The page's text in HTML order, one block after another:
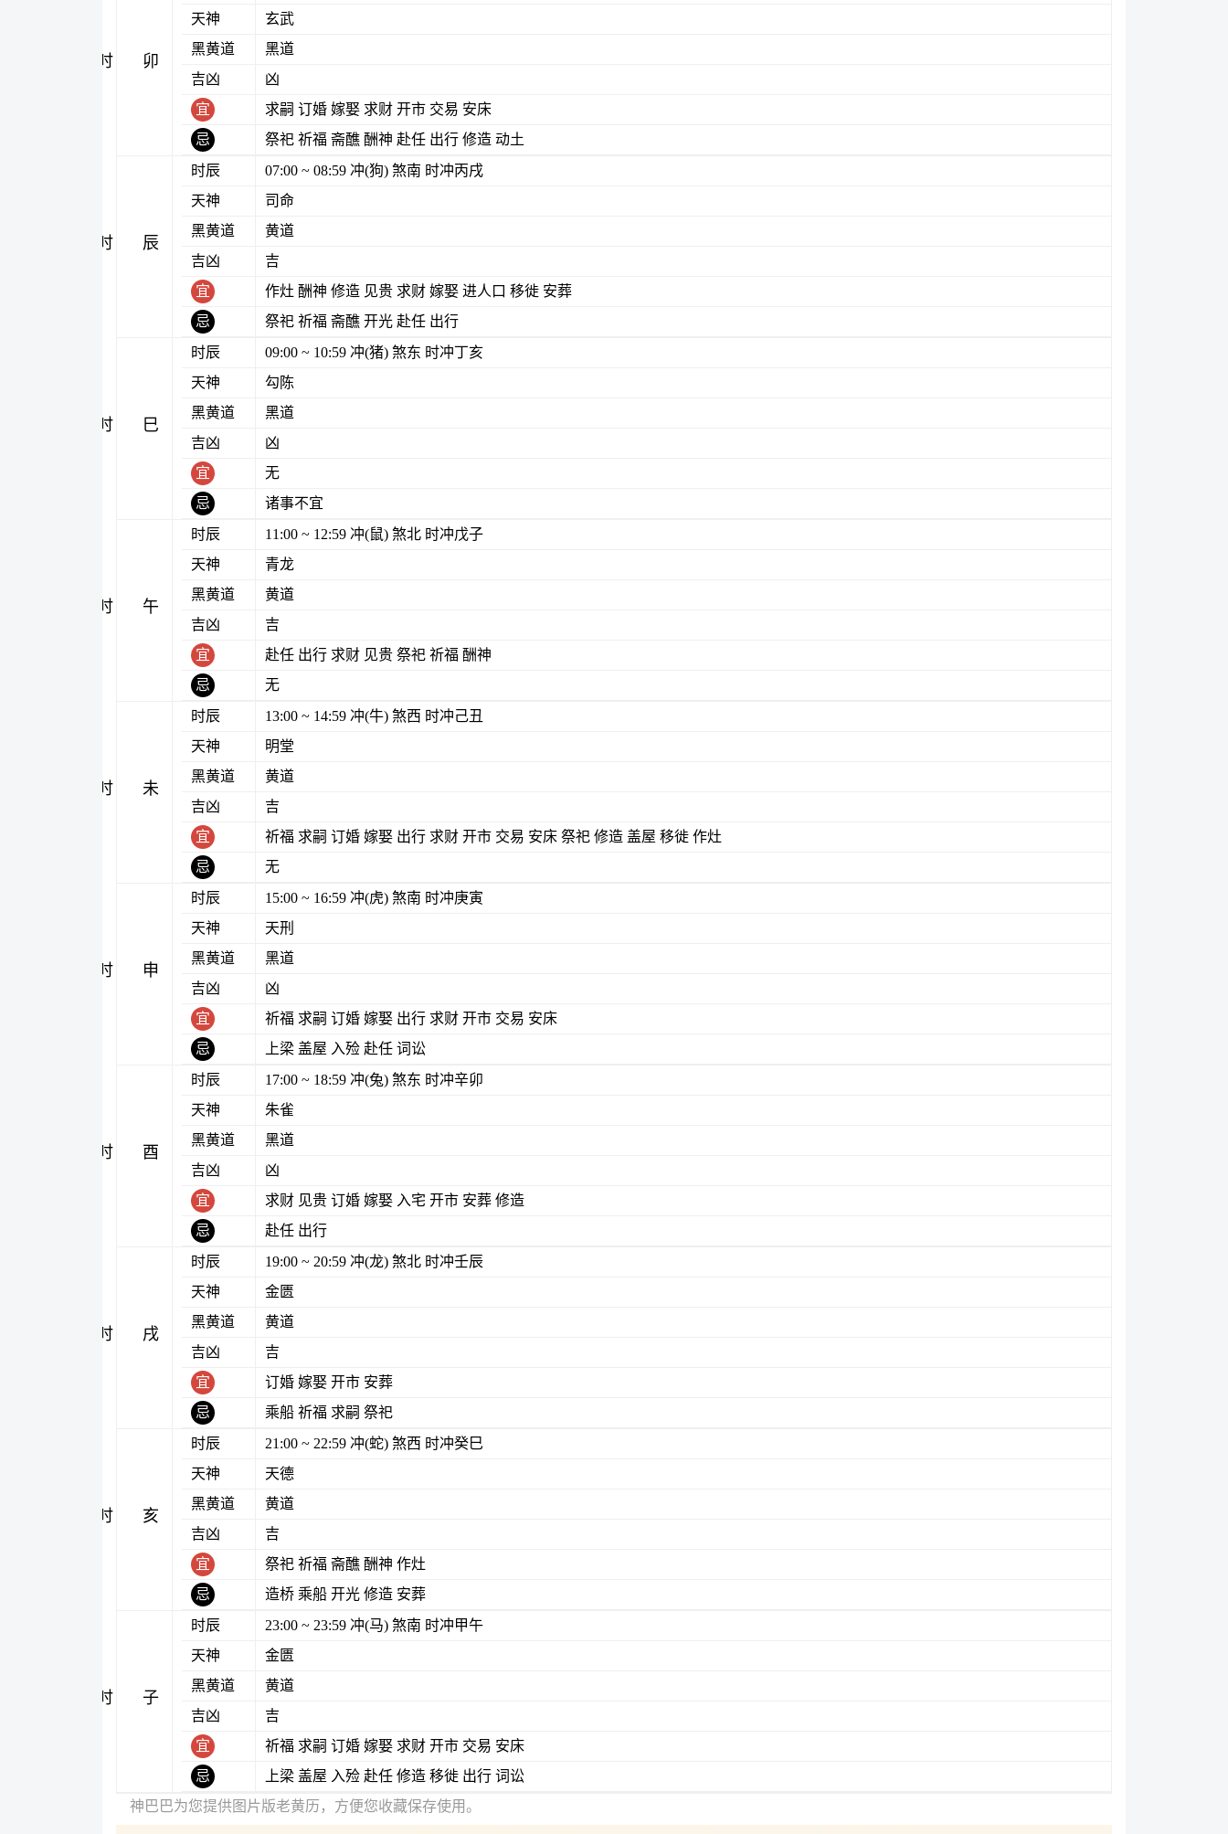
卯时
天神
玄武
黑黄道
黑道
吉凶
凶
宜
求嗣 订婚 嫁娶 求财 开市 交易 安床
忌
祭祀 祈福 斋醮 酬神 赴任 出行 修造 动土
辰时
时辰
07:00 ~ 08:59 冲(狗) 煞南 时冲丙戌
天神
司命
黑黄道
黄道
吉凶
吉
宜
作灶 酬神 修造 见贵 求财 嫁娶 进人口 移徙 安葬
忌
祭祀 祈福 斋醮 开光 赴任 出行
巳时
时辰
09:00 ~ 10:59 冲(猪) 煞东 时冲丁亥
天神
勾陈
黑黄道
黑道
吉凶
凶
宜
无
忌
诸事不宜
午时
时辰
11:00 ~ 12:59 冲(鼠) 煞北 时冲戊子
天神
青龙
黑黄道
黄道
吉凶
吉
宜
赴任 出行 求财 见贵 祭祀 祈福 酬神
忌
无
未时
时辰
13:00 ~ 14:59 冲(牛) 煞西 时冲己丑
天神
明堂
黑黄道
黄道
吉凶
吉
宜
祈福 求嗣 订婚 嫁娶 出行 求财 开市 交易 安床 祭祀 修造 盖屋 移徙 作灶
忌
无
申时
时辰
15:00 ~ 16:59 冲(虎) 煞南 时冲庚寅
天神
天刑
黑黄道
黑道
吉凶
凶
宜
祈福 求嗣 订婚 嫁娶 出行 求财 开市 交易 安床
忌
上梁 盖屋 入殓 赴任 词讼
酉时
时辰
17:00 ~ 18:59 冲(兔) 煞东 时冲辛卯
天神
朱雀
黑黄道
黑道
吉凶
凶
宜
求财 见贵 订婚 嫁娶 入宅 开市 安葬 修造
忌
赴任 出行
戌时
时辰
19:00 ~ 20:59 冲(龙) 煞北 时冲壬辰
天神
金匮
黑黄道
黄道
吉凶
吉
宜
订婚 嫁娶 开市 安葬
忌
乘船 祈福 求嗣 祭祀
亥时
时辰
21:00 ~ 22:59 冲(蛇) 煞西 时冲癸巳
天神
天德
黑黄道
黄道
吉凶
吉
宜
祭祀 祈福 斋醮 酬神 作灶
忌
造桥 乘船 开光 修造 安葬
子时
时辰
23:00 ~ 23:59 冲(马) 煞南 时冲甲午
天神
金匮
黑黄道
黄道
吉凶
吉
宜
祈福 求嗣 订婚 嫁娶 求财 开市 交易 安床
忌
上梁 盖屋 入殓 赴任 修造 移徙 出行 词讼
神巴巴为您提供图片版老黄历，方便您收藏保存使用。